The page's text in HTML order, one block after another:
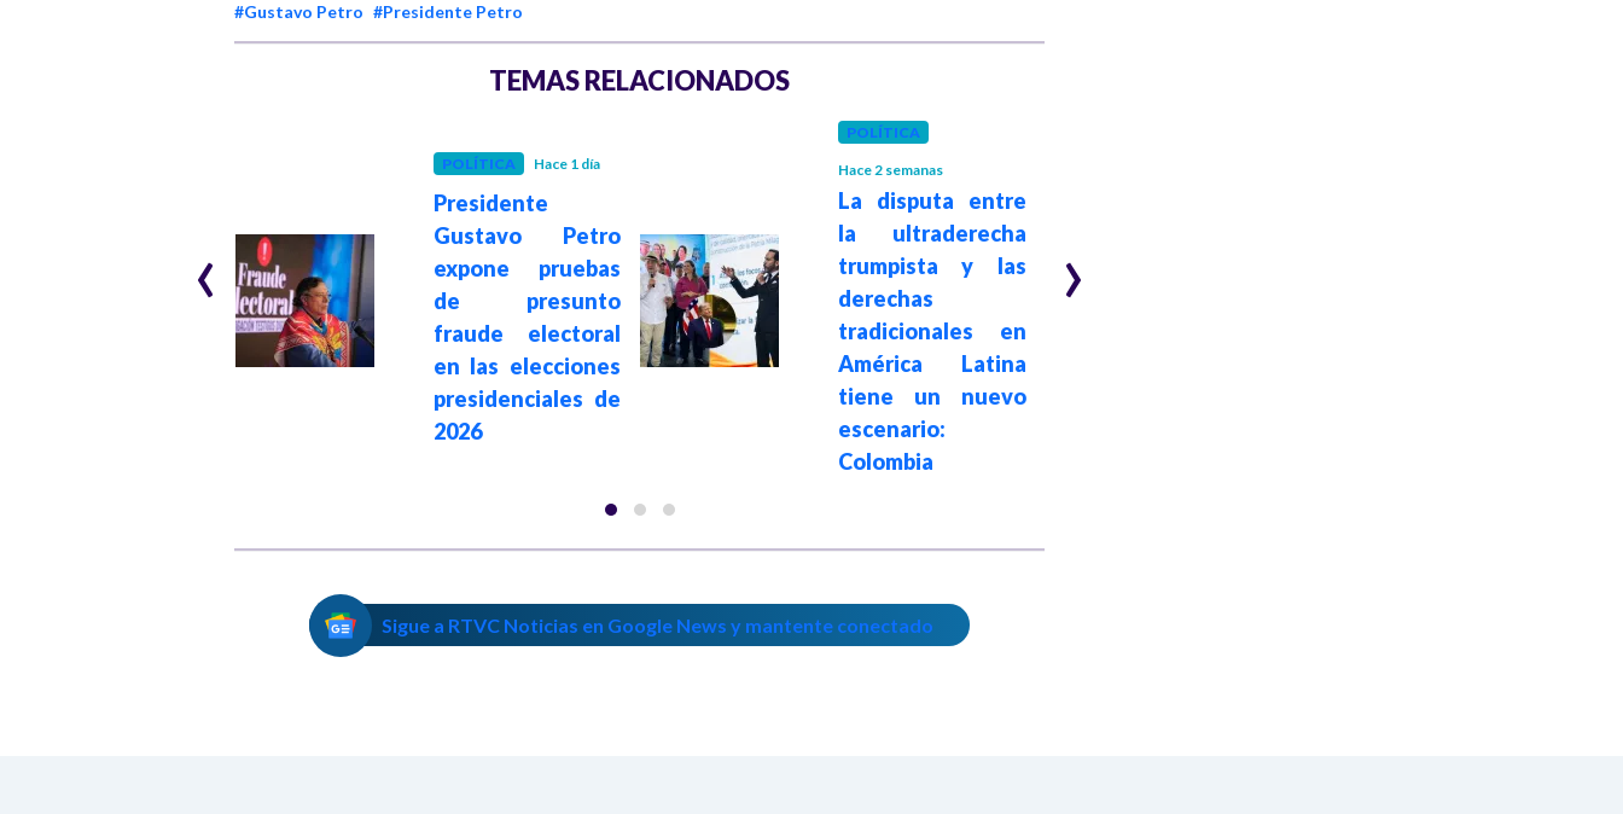
#Gustavo Petro #Presidente Petro
TEMAS RELACIONADOS
en Colombia
POLÍTICA Hace 1 día
Presidente
Gustavo Petro
expone pruebas
de presunto
fraude electoral
en las elecciones
presidenciales de
2026
POLÍTICA
Hace 2 semanas
La disputa entre
la ultraderecha
trumpista y las
derechas
tradicionales en
América Latina
tiene un nuevo
escenario:
Colombia
‹ ›
Sigue a RTVC Noticias en Google News y mantente conectado